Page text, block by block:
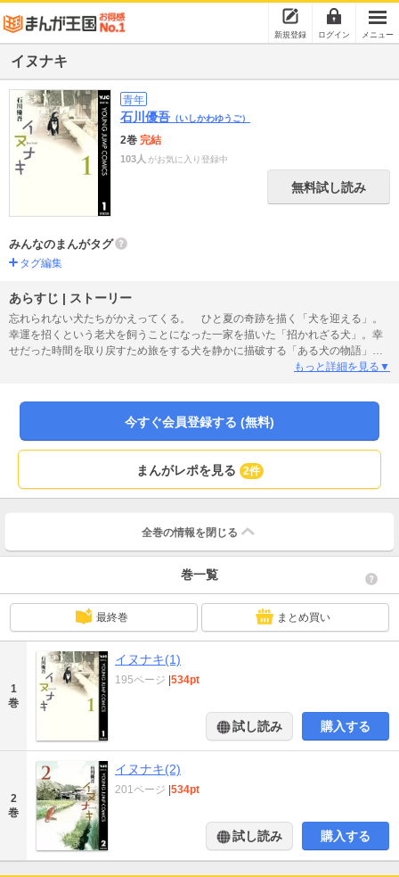
新規登録 ログイン メニュー
イヌナキ
青年
石川優吾 （いしかわゆうご）
2巻 完結
103人 がお気に入り登録中
無料試し読み
みんなのまんがタグ
タグ編集
あらすじ | ストーリー
忘れられない犬たちがかえってくる。 ひと夏の奇跡を描く「犬を迎える」。
幸運を招くという老犬を飼うことになった一家を描いた「招かれざる犬」。幸
せだった時間を取り戻すため旅をする犬を静かに描破する「ある犬の物語」。
漫画界きっての犬飼い人・石川優吾が描く犬と人が紡ぎだす宝物のような連作
もっと詳細を見る▼
今すぐ会員登録する (無料)
まんがレポを見る 2件
全巻の情報を 閉じる
巻一覧
最終巻 まとめ買い
1
巻
イヌナキ(1)
195ページ 534pt
試し読み 購入する
2
巻
イヌナキ(2)
201ページ 534pt
試し読み 購入する